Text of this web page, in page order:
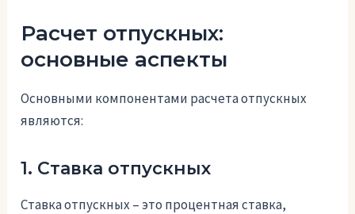
Расчет отпускных:
основные аспекты
Основными компонентами расчета отпускных
являются:
1. Ставка отпускных
Ставка отпускных – это процентная ставка,